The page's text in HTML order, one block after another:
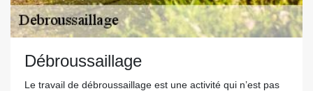
Débroussaillage
Le travail de débroussaillage est une activité qui n’est pas